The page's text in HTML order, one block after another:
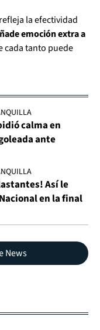
la efectividad
emoción extra a
cada tanto puede
calma en
ante
Así le
en la final
News